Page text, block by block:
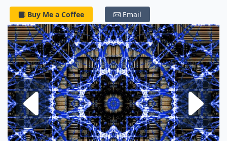
Buy Me a Coffee Email
Frattale